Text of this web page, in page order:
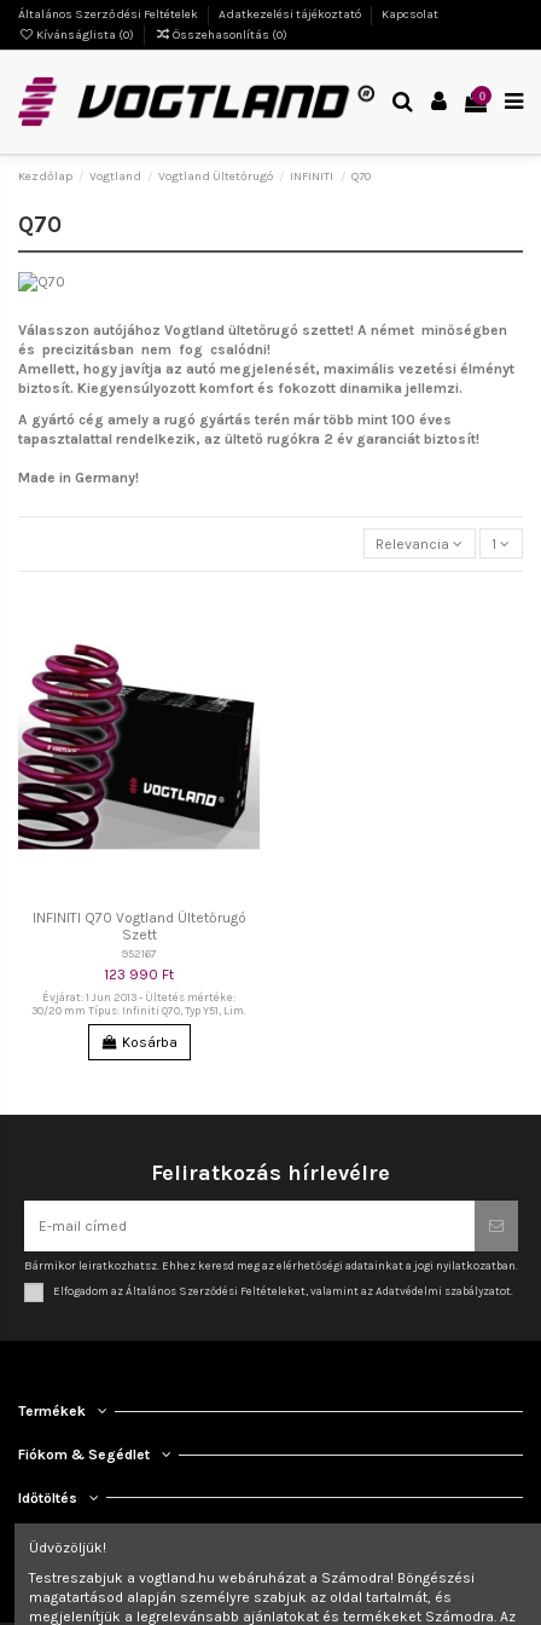
Általános Szerződési Feltételek Adatkezelési tájékoztató
Kapcsolat
Kívánságlista (0) Összehasonlítás (0)
0
Kezdőlap Vogtland Vogtland Ültetőrugó INFINITI Q70
Q70
Válasszon autójához Vogtland ültetőrugó szettet! A német minőségben
és precizitásban nem fog csalódni!
Amellett, hogy javítja az autó megjelenését, maximális vezetési élményt
biztosít. Kiegyensúlyozott komfort és fokozott dinamika jellemzi.
A gyártó cég amely a rugó gyártás terén már több mint 100 éves
tapasztalattal rendelkezik, az ültető rugókra 2 év garanciát biztosít!
Made in Germany!
Relevancia 1
INFINITI Q70 Vogtland Ültetőrugó
Szett
952167
123 990 Ft
Évjárat: 1 Jun 2013 - Ültetés mértéke:
30/20 mm Típus: Infiniti Q70, Typ Y51, Lim.
Kosárba
Feliratkozás hírlevélre
Bármikor leiratkozhatsz. Ehhez keresd meg az elérhetőségi adatainkat a jogi nyilatkozatban.
Elfogadom az Általános Szerződési Feltételeket, valamint az Adatvédelmi szabályzatot.
Termékek
Fiókom & Segédlet
Időtöltés
Kapcsolat
Üdvözöljük!
Testreszabjuk a vogtland.hu webáruházat a Számodra! Böngészési
magatartásod alapján személyre szabjuk az oldal tartalmát, és
megjelenítjük a legrelevánsabb ajánlatokat és termékeket Számodra. Az